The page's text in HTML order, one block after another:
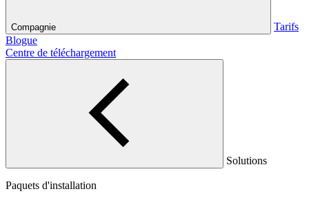
Compagnie
Tarifs
Blogue
Centre de téléchargement
Solutions
Paquets d'installation